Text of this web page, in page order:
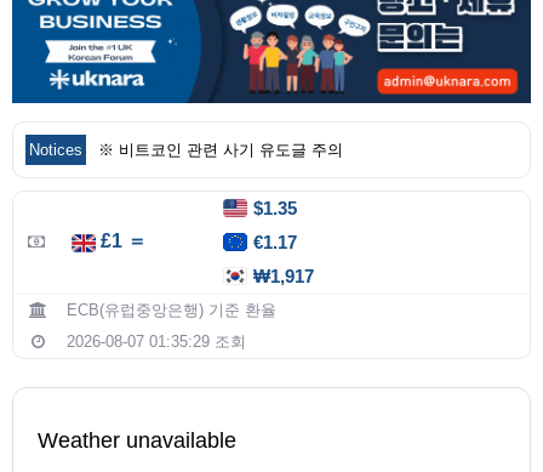
Notices ※ 비트코인 관련 사기 유도글 주의
$1.35
£1 ＝
€1.17
₩1,917
ECB(유럽중앙은행) 기준 환율
2026-08-07 01:35:29 조회
Weather unavailable